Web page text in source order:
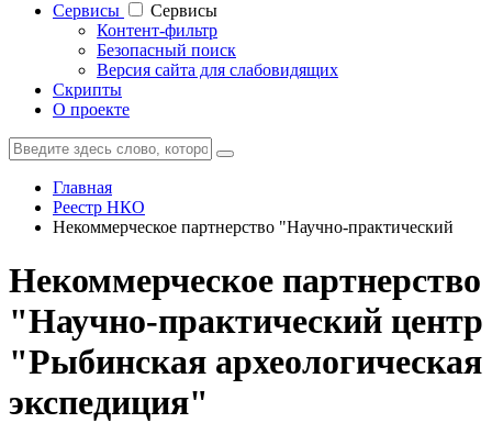
Cервисы
Cервисы
Контент-фильтр
Безопасный поиск
Версия сайта для слабовидящих
Скрипты
О проекте
Главная
Реестр НКО
Некоммерческое партнерство "Научно-практический
Некоммерческое партнерство
"Научно-практический центр
"Рыбинская археологическая
экспедиция"